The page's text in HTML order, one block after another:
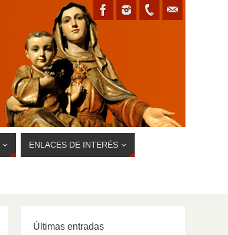
ENLACES DE INTERÉS
Últimas entradas